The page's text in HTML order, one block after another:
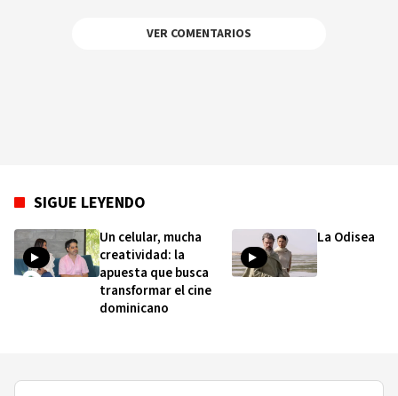
VER COMENTARIOS
SIGUE LEYENDO
Un celular, mucha
creatividad: la
apuesta que busca
transformar el cine
dominicano
La Odisea